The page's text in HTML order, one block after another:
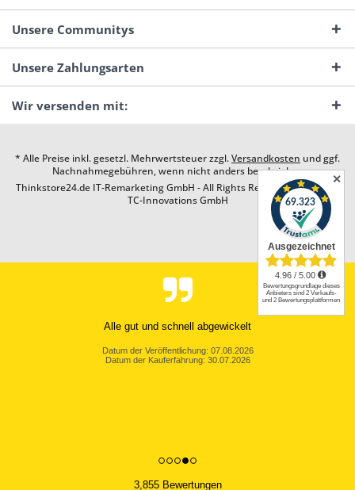
Unsere Communitys
Unsere Zahlungsarten
Wir versenden mit:
* Alle Preise inkl. gesetzl. Mehrwertsteuer zzgl.Versandkosten und ggf.
Nachnahmegebühren, wenn nicht anders beschrieben
Thinkstore24.de IT-Remarketing GmbH - All Rights Reserved. Design by
TC-Innovations GmbH
Alle gut und schnell abgewickelt
Datum der Veröffentlichung: 07.08.2026
Datum der Kauferfahrung: 30.07.2026
3,855 Bewertungen
✕